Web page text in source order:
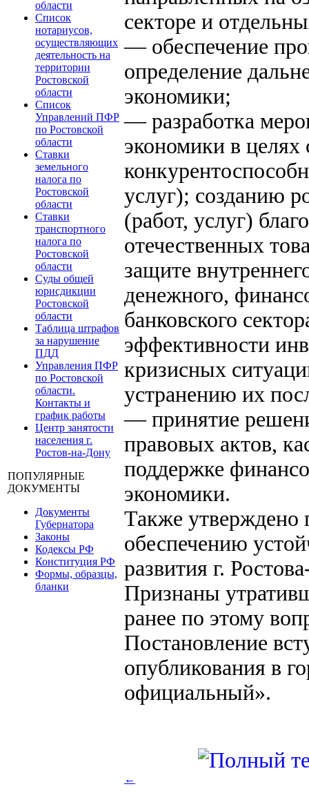
области
Список
нотариусов,
осуществляющих
деятельность на
территории
Ростовской
области
Список
Управлений ПФР
по Ростовской
области
Ставки
земельного
налога по
Ростовской
области
Ставки
транспортного
налога по
Ростовской
области
Суды общей
юрисдикции
Ростовской
области
Таблица штрафов
за нарушение
ПДД
Управления ПФР
по Ростовской
области.
Контакты и
график работы
Центр занятости
населения г.
Ростов-на-Дону
ПОПУЛЯРНЫЕ
ДОКУМЕНТЫ
Документы
Губернатора
Законы
Кодексы РФ
Конституция РФ
Формы, образцы,
бланки
секторе и
— обеспечение
определение
экономики;
— разработка
экономики в целях
услуг); созданию
(работ, услуг)
отечественных
защите
денежного,
банковского
эффективности
кризисных
устранению их
— принятие
правовых актов,
поддержке
экономики.
Также утверждено
обеспечению
развития г.
Признаны
ранее по этому
Постановление
опубликования в
официальный».
←